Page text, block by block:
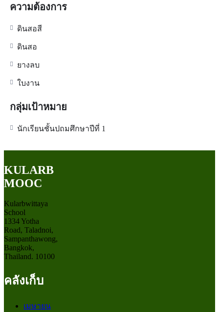
ความต้องการ
ดินสอสี
ดินสอ
ยางลบ
ใบงาน
กลุ่มเป้าหมาย
นักเรียนชั้นปถมศึกษาปีที่ 1
KULARB
MOOC
Kularbwittaya
School
1334 Yotha
Road, Taladnoi,
Sampanthawong,
Bangkok,
Thailand. 10100
คลังเก็บ
เมษายน